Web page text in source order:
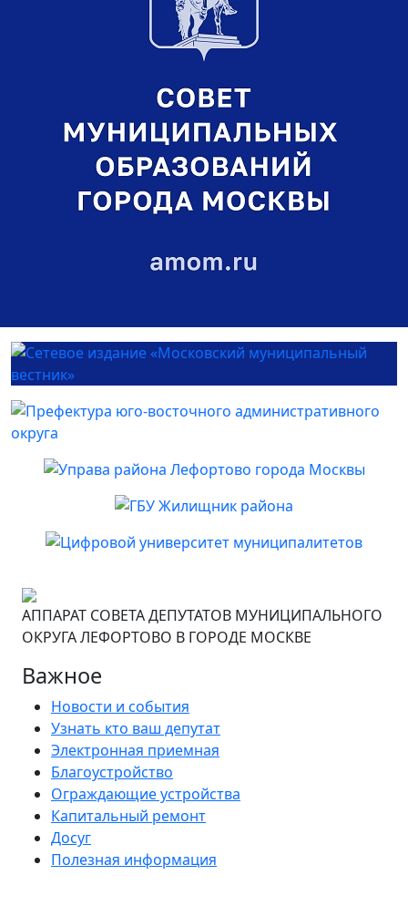
АППАРАТ СОВЕТА ДЕПУТАТОВ МУНИЦИПАЛЬНОГО
ОКРУГА ЛЕФОРТОВО В ГОРОДЕ МОСКВЕ
Важное
Новости и события
Узнать кто ваш депутат
Электронная приемная
Благоустройство
Ограждающие устройства
Капитальный ремонт
Досуг
Полезная информация